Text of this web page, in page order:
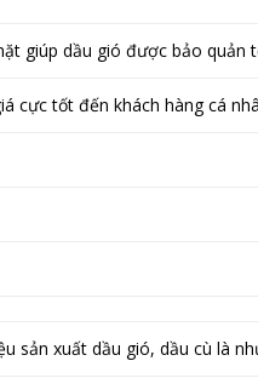
giúp dầu gió được bảo quản
cực tốt đến khách hàng cá
sản xuất dầu gió, dầu cù là